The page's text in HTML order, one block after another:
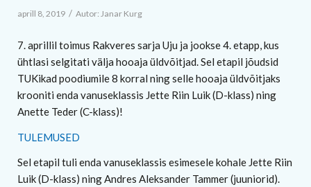
aprill 8, 2019 / Autor: Janar Kurg
7. aprillil toimus Rakveres sarja Uju ja jookse 4. etapp, kus
ühtlasi selgitati välja hooaja üldvõitjad. Sel etapil jõudsid
TUKikad poodiumile 8 korral ning selle hooaja üldvõitjaks
krooniti enda vanuseklassis Jette Riin Luik (D-klass) ning
Anette Teder (C-klass)!
TULEMUSED
Sel etapil tuli enda vanuseklassis esimesele kohale Jette Riin
Luik (D-klass) ning Andres Aleksander Tammer (juuniorid).